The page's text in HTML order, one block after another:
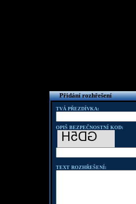
Přidání rozhřešení
TVÁ PŘEZDÍVKA:
OPIŠ BEZPEČNOSTNÍ KOD:
TEXT ROZHŘEŠENÍ: